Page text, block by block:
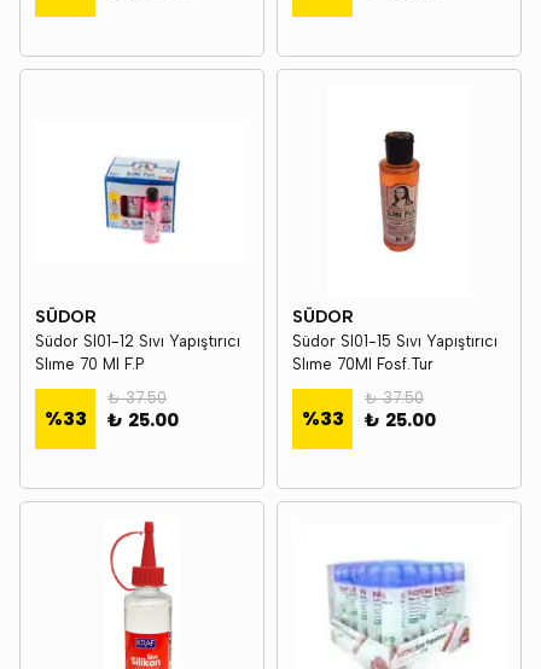
SÜDOR
Südor Sl01-12 Sıvı Yapıştırıcı
Slıme 70 Ml F.P
%33
₺ 37.50
₺ 25.00
SÜDOR
Südor Sl01-15 Sıvı Yapıştırıcı
Slıme 70Ml Fosf.Tur
%33
₺ 37.50
₺ 25.00